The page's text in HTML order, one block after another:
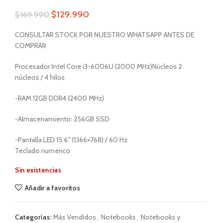
$169.990 $129.990
CONSULTAR STOCK POR NUESTRO WHATSAPP ANTES DE
COMPRAR
Procesador Intel Core i3-6006U (2000 MHz)Núcleos 2
núcleos / 4 hilos
-RAM 12GB DDR4 (2400 MHz)
-Almacenamiento: 256GB SSD
-Pantalla LED 15.6″ (1366×768) / 60 Hz
Teclado numerico
Sin existencias
Añadir a favoritos
Categorías:Más Vendidos, Notebooks, Notebooks y